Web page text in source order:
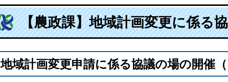
【農政課】地域計画変更に係る
地域計画変更申請に係る協議の場の開催